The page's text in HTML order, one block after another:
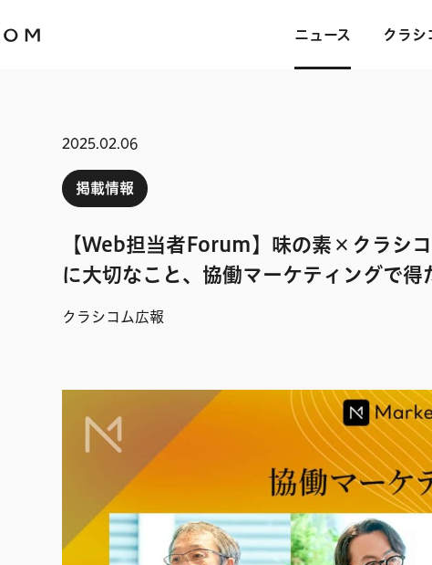
ニュース クラシ
2025.02.06
掲載情報
【Web担当者Forum】味の素×クラシ
に大切なこと、協働マーケティングで得
クラシコム広報